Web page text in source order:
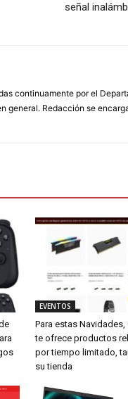
señal
continuamente por el
Redacción se
EVENTOS
Para estas Navidades,
te ofrece productos
por tiempo limitado,
su tienda